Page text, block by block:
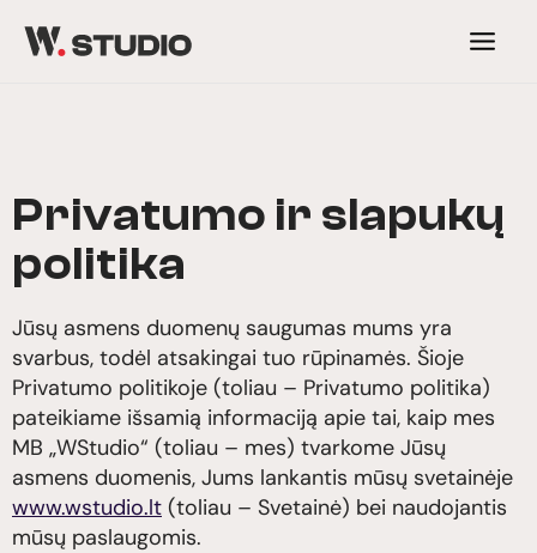
Privatumo ir slapukų
politika
Jūsų asmens duomenų saugumas mums yra
svarbus, todėl atsakingai tuo rūpinamės. Šioje
Privatumo politikoje (toliau – Privatumo politika)
pateikiame išsamią informaciją apie tai, kaip mes
MB „WStudio“ (toliau – mes) tvarkome Jūsų
asmens duomenis, Jums lankantis mūsų svetainėje
www.wstudio.lt (toliau – Svetainė) bei naudojantis
mūsų paslaugomis.